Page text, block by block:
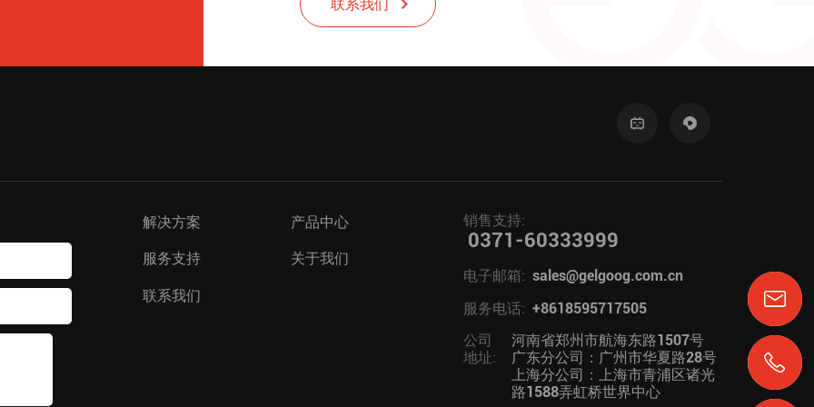
联系我们
解决方案 产品中心
服务支持 关于我们
联系我们
销售支持:
0371-60333999
电子邮箱: sales@gelgoog.com.cn
服务电话: +8618595717505
公司
地址:
河南省郑州市航海东路1507号
广东分公司：广州市华夏路28号
上海分公司：上海市青浦区诸光
路1588弄虹桥世界中心